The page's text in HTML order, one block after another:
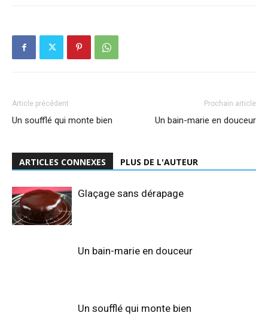
Article précédent
Un soufflé qui monte bien
Prochain article
Un bain-marie en douceur
ARTICLES CONNEXES PLUS DE L'AUTEUR
Glaçage sans dérapage
Un bain-marie en douceur
Un soufflé qui monte bien